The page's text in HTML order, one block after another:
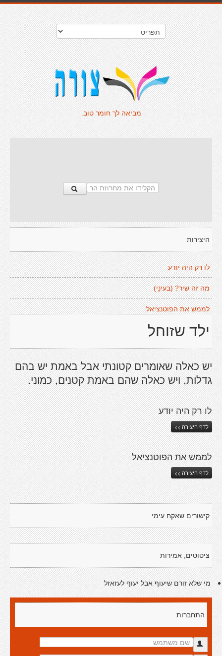
מביאה לך חומר טוב.
היצירות
לו רק היה יודע
מה זה שיר? (בעינַי)
לממש את הפוטנציאל
ילד שזוחל
יש כאלה שאומרים קטונתי אבל באמת יש בהם
גדלות, ויש כאלה שהם באמת קטנים, כמוני.
לו רק היה יודע
לדף היצירה >>
לממש את הפוטנציאל
לדף היצירה >>
קישורים שאקח עימי
ציטוטים, אמירות
מי שלא זורם שיעוף אבל יעוף לעזאזל
התחברות